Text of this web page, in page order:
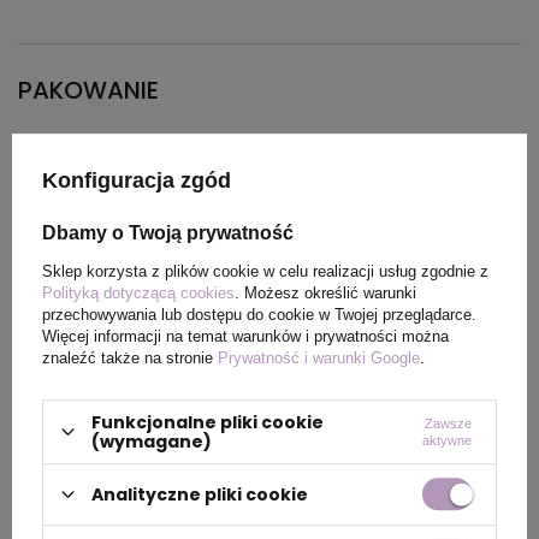
PAKOWANIE
Wymiary
kartonu
zewnętrznego
Waga
kartonu
zewnętrznego
1.956
OPIS
Ice-Watch Function Glacier Blue S łączy
sportową elegancję z codzienną trwałością.
Konfiguracja zgód
Dbamy o Twoją prywatność
Sklep korzysta z plików cookie w celu realizacji usług zgodnie z
Polityką dotyczącą cookies . Możesz określić warunki
przechowywania lub dostępu do cookie w Twojej przeglądarce.
Więcej informacji na temat warunków i prywatności można
znaleźć także na stronie Prywatność i warunki Google
Funkcjonalne pliki cookie
(wymagane)
Zawsze
aktywne
Analityczne pliki cookie